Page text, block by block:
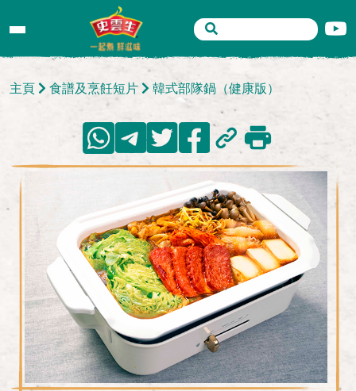
主頁 食譜及烹飪短片 韓式部隊鍋（健康版）